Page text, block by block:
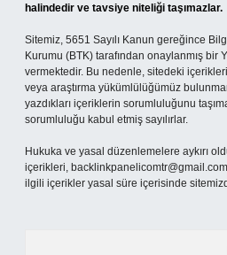
halindedir ve tavsiye niteliği taşımazlar.
Sitemiz, 5651 Sayılı Kanun gereğince
Kurumu (BTK) tarafından onaylanmış bir
vermektedir. Bu nedenle, sitedeki
veya araştırma yükümlülüğümüz
yazdıkları içeriklerin sorumluluğunu
sorumluluğu kabul etmiş sayılırlar.
Hukuka ve yasal düzenlemelere aykırı
içerikleri, backlinkpanelicomtr@gmail.com
ilgili içerikler yasal süre içerisinde